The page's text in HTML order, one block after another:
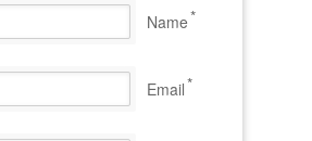
Name*
Email*